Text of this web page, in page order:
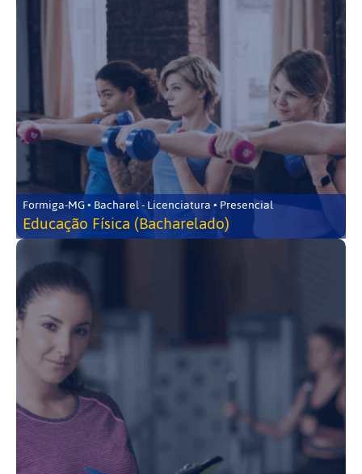
Formiga-MG • Bacharel - Licenciatura • Presencial
Educação Física (Bacharelado)